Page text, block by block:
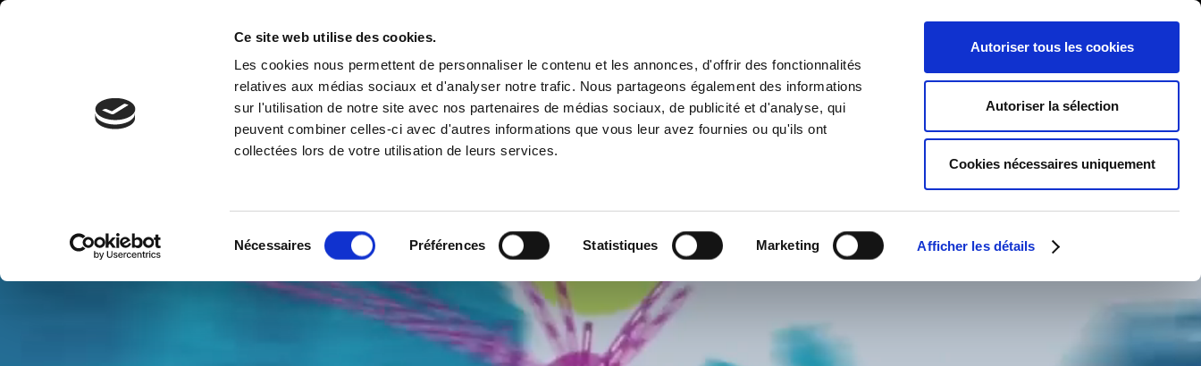
Ce site web utilise des cookies.
Les cookies nous permettent de personnaliser le contenu et les annonces, d'offrir des fonctionnalités
relatives aux médias sociaux et d'analyser notre trafic. Nous partageons également des informations
sur l'utilisation de notre site avec nos partenaires de médias sociaux, de publicité et d'analyse, qui
peuvent combiner celles-ci avec d'autres informations que vous leur avez fournies ou qu'ils ont
collectées lors de votre utilisation de leurs services.
Nécessaires Préférences Statistiques Marketing Afficher les détails
Autoriser tous les cookies
Autoriser la sélection
Cookies nécessaires uniquement
Expérience augmentée Nos réalisations À propos NOUS BRIEFER